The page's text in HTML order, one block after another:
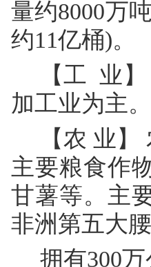
量约8000万
约11亿桶)。
【工 业
加工业为主。
【农 业
主要粮食作
甘薯等。主
非洲第五大
拥有300